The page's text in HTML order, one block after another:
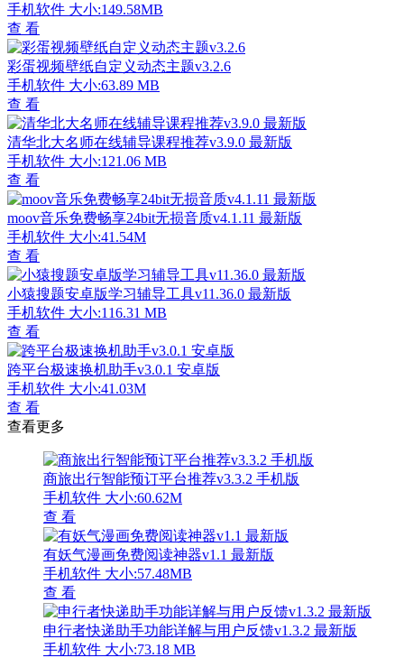
手机软件 大小:149.58MB
查 看
彩蛋视频壁纸自定义动态主题v3.2.6
手机软件 大小:63.89 MB
查 看
清华北大名师在线辅导课程推荐v3.9.0 最新版
手机软件 大小:121.06 MB
查 看
moov音乐免费畅享24bit无损音质v4.1.11 最新版
手机软件 大小:41.54M
查 看
小猿搜题安卓版学习辅导工具v11.36.0 最新版
手机软件 大小:116.31 MB
查 看
跨平台极速换机助手v3.0.1 安卓版
手机软件 大小:41.03M
查 看
查看更多
商旅出行智能预订平台推荐v3.3.2 手机版
手机软件 大小:60.62M
查 看
有妖气漫画免费阅读神器v1.1 最新版
手机软件 大小:57.48MB
查 看
申行者快递助手功能详解与用户反馈v1.3.2 最新版
手机软件 大小:73.18 MB